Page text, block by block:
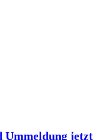
Ummeldung jetzt